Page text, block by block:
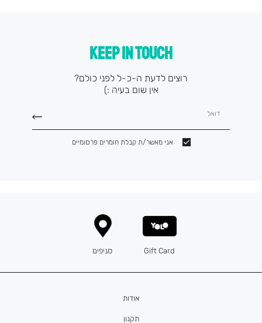
KEEP IN TOUCH
רוצים לדעת ה-כ-ל לפני כולם?
אין שום בעיה :)
דואל
אני מאשר/ת קבלת חומרים פרסומיים
אודות
תקנון
Gift Card סניפים